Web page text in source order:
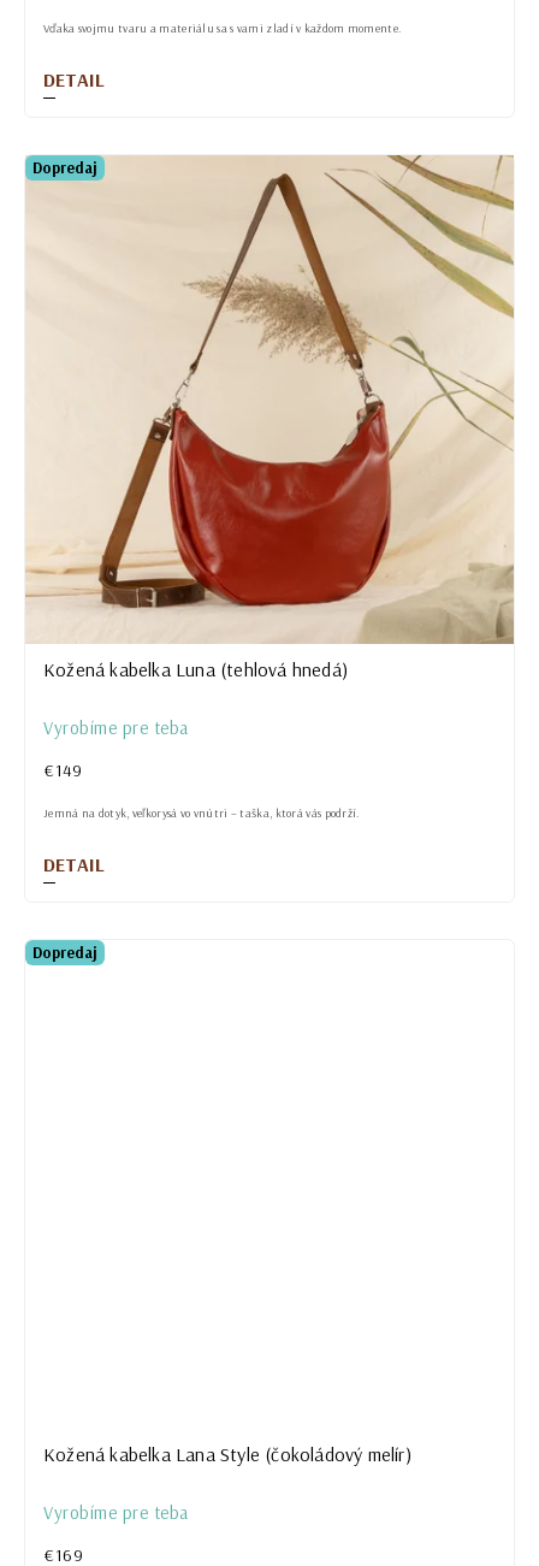
DETAIL
Vďaka svojmu tvaru a materiálu sa s vami zladí v každom momente.
Dopredaj
Kožená kabelka Luna (tehlová hnedá)
Vyrobíme pre teba
€149
DETAIL
Jemná na dotyk, veľkorysá vo vnútri – taška, ktorá vás podrží.
Dopredaj
Kožená kabelka Lana Style (čokoládový melír)
Vyrobíme pre teba
€169